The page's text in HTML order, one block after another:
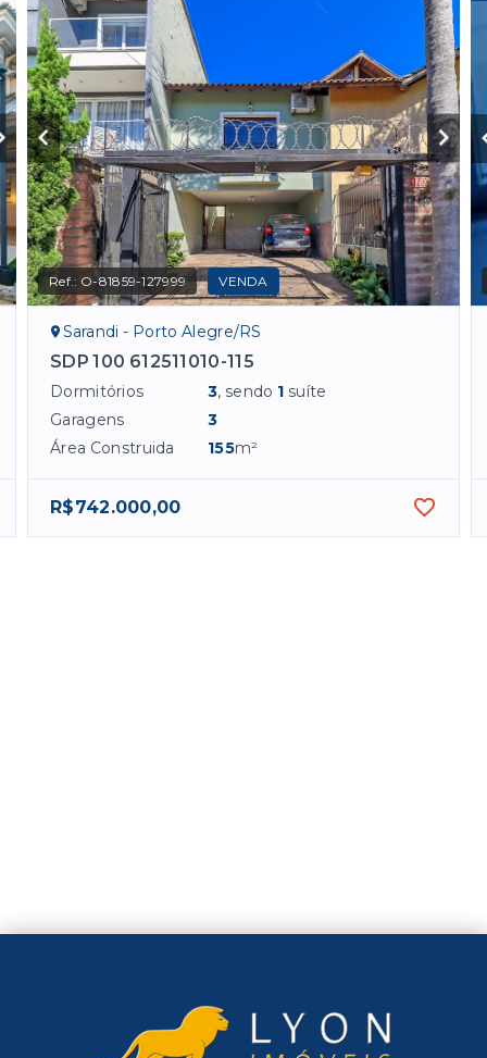
Ref.: O-81859-127999 VENDA
Sarandi - Porto Alegre/RS
SDP 100 612511010-115
Dormitórios 3, sendo 1 suíte
Garagens
3
Área Construida
155m²
R$742.000,00